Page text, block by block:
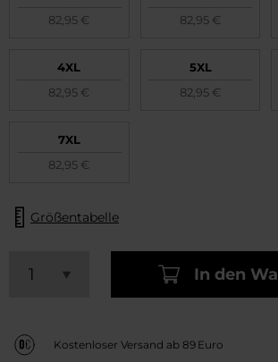
82,95 €
82,95 €
4XL
82,95 €
5XL
82,95 €
7XL
82,95 €
Größentabelle
In den
Kostenloser Versand ab 89 Euro